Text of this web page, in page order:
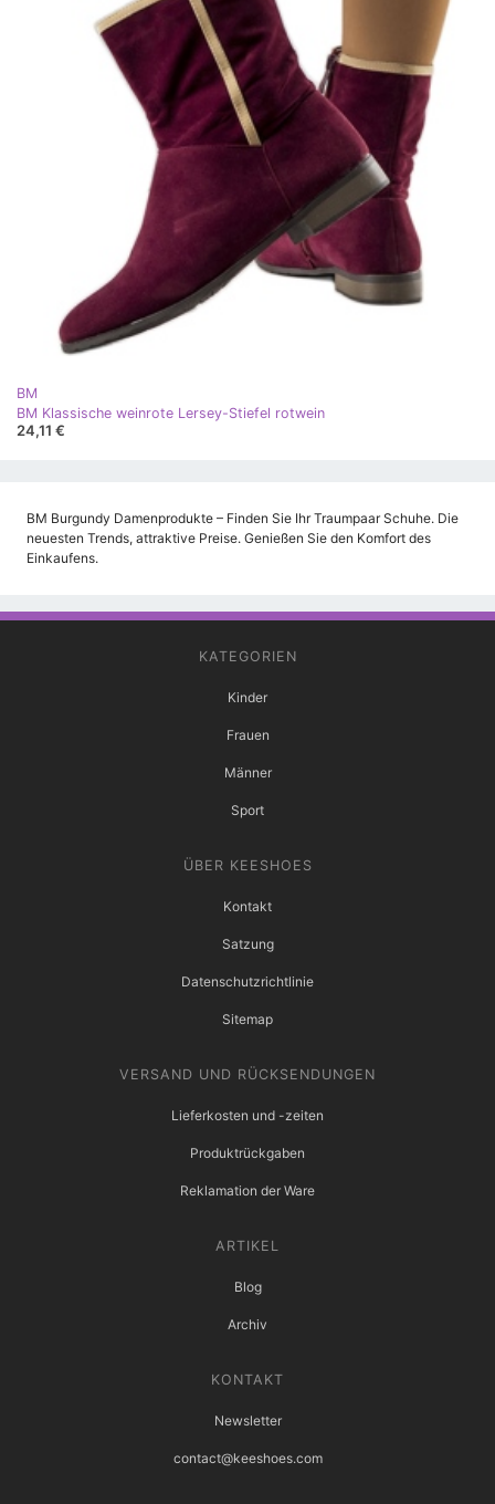
BM
BM Klassische weinrote Lersey-Stiefel rotwein
24,11 €
BM Burgundy Damenprodukte – Finden Sie Ihr Traumpaar Schuhe. Die
neuesten Trends, attraktive Preise. Genießen Sie den Komfort des
Einkaufens.
KATEGORIEN
Kinder
Frauen
Männer
Sport
ÜBER KEESHOES
Kontakt
Satzung
Datenschutzrichtlinie
Sitemap
VERSAND UND RÜCKSENDUNGEN
Lieferkosten und -zeiten
Produktrückgaben
Reklamation der Ware
ARTIKEL
Blog
Archiv
KONTAKT
Newsletter
contact@keeshoes.com